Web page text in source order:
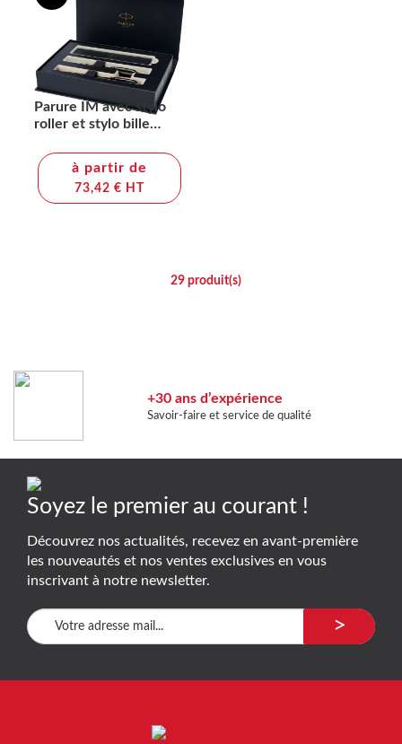
Parure IM avec stylo
roller et stylo bille
(encre noire/bleue)
à partir de
73,42 € HT
29produit(s)
+30 ans d’expérience
Savoir-faire et service de qualité
Soyez le premier au courant !
Découvrez nos actualités, recevez en avant-première
les nouveautés et nos ventes exclusives en vous
inscrivant à notre newsletter.
>